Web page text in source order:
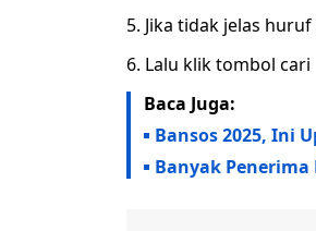
5. Jika tidak jelas
6. Lalu klik tombol cari
Baca Juga:
Bansos 2025, Ini
Banyak Penerima